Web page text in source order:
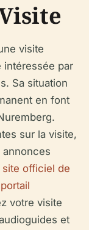
visite
intéressée par
Sa situation
en font
sur la visite,
site officiel de
portail
votre visite
et